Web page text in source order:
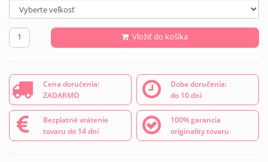
Vložiť do košíka
Cena doručenia:
ZADARMO
Doba doručenia:
do 10 dní
Bezplatné vrátenie
tovaru do 14 dní
100% garancia
originality tovaru